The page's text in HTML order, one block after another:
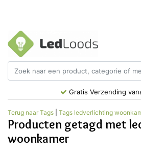
Gratis Verzending
Terug naar Tags Tags ledverlichting
Producten getagd met
woonkamer